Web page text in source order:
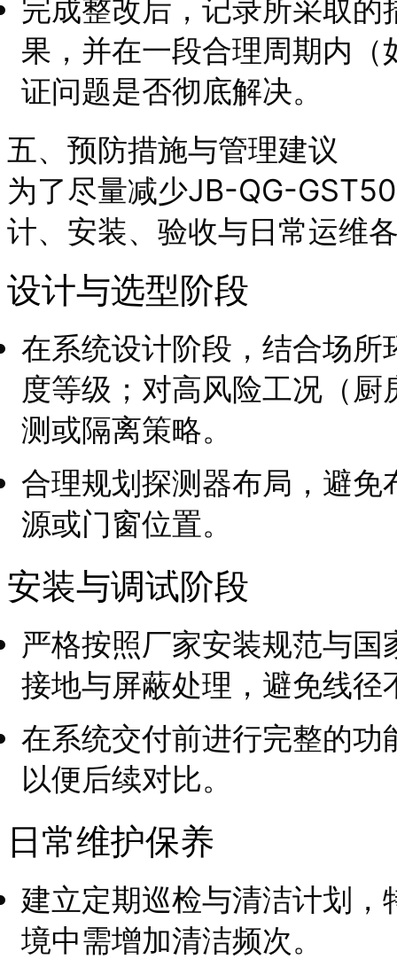
完成整改后，记录所采取
果，并在一段合理周期内
证问题是否彻底解决。
五、预防措施与管理建议
为了尽量减少JB-QG-
计、安装、验收与日常运维
设计与选型阶段
在系统设计阶段，结合场
度等级；对高风险工况（
测或隔离策略。
合理规划探测器布局，避
源或门窗位置。
安装与调试阶段
严格按照厂家安装规范与
接地与屏蔽处理，避免线
在系统交付前进行完整的
以便后续对比。
日常维护保养
建立定期巡检与清洁计划
境中需增加清洁频次。